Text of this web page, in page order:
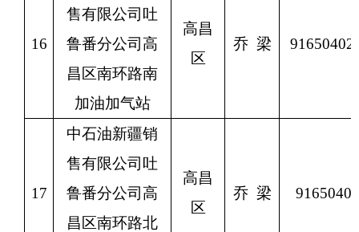
16
售有限公司吐
鲁番分公司高
昌区南环路南
加油加气站
高昌
区
乔 梁
17
中石油新疆销
售有限公司吐
鲁番分公司高
昌区南环路北
高昌
区
乔 梁